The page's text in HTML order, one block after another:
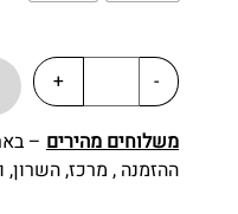
-
+
משלוחים מהירים
ההזמנה , מרכז, השרון, וצפון 48 שעות